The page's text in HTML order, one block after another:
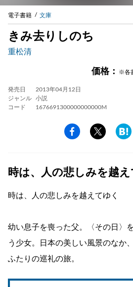
電子書籍 文庫
きみ去りしのち
重松清
価格： ※各
発売日
2013年04月12日
ジャンル
小説
コード
1676691300000000000M
時は、人の悲しみを越え
時は、人の悲しみを越えてゆく
幼い息子を喪った父。〈その日〉
う少女。日本の美しい風景のなか
ふたりの巡礼の旅。